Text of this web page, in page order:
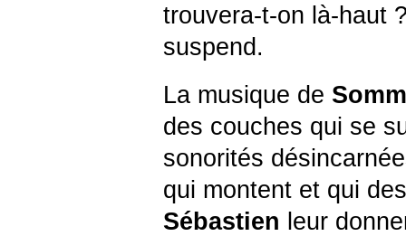
trouvera-t-on là-haut
suspend.
La musique de
des couches qui se
sonorités
qui montent et qui
Sébastien leur